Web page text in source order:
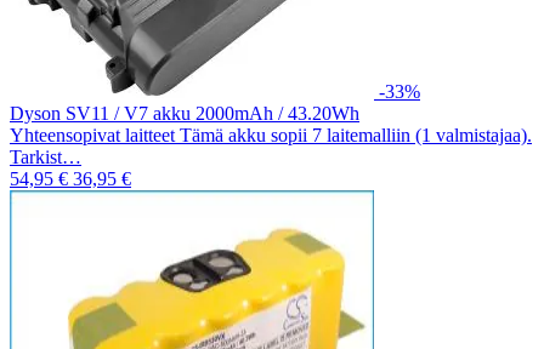
-33%
Dyson SV11 / V7 akku 2000mAh / 43.20Wh
Yhteensopivat laitteet Tämä akku sopii 7 laitemalliin (1 valmistajaa).
Tarkist…
54,95 € 36,95 €